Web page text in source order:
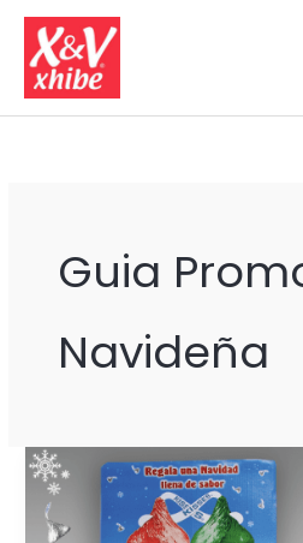
contenido
Guia
Navideña
GUÍA
PROMOCIONAL
NAVIDEÑA: